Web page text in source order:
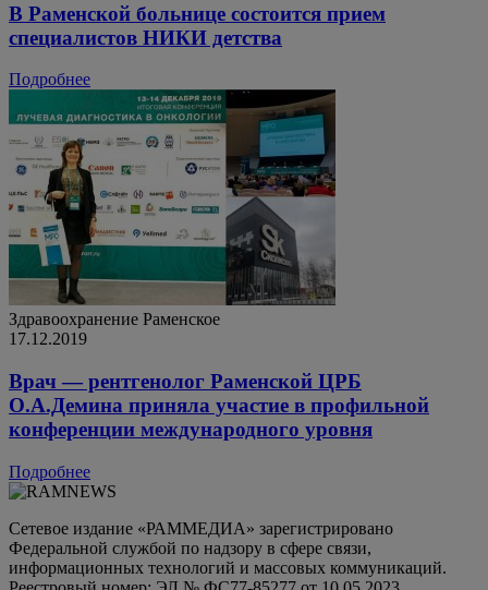
В Раменской больнице состоится прием
специалистов НИКИ детства
Подробнее
Здравоохранение Раменское
17.12.2019
Врач — рентгенолог Раменской ЦРБ
О.А.Демина приняла участие в профильной
конференции международного уровня
Подробнее
Сетевое издание «РАММЕДИА» зарегистрировано
Федеральной службой по надзору в сфере связи,
информационных технологий и массовых коммуникаций.